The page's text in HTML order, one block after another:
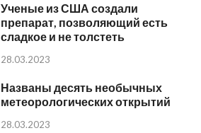
Ученые из США создали
препарат, позволяющий есть
сладкое и не толстеть
28.03.2023
Названы десять необычных
метеорологических открытий
28.03.2023